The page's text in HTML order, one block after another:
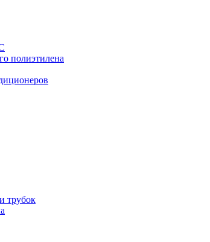
полиэтилена
трубок